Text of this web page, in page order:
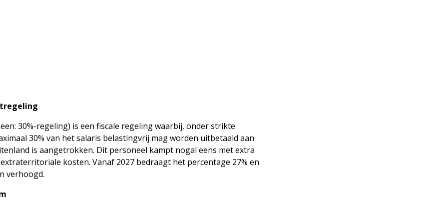
30%-regeling) is een fiscale regeling waarbij, onder strikte
30% van het salaris belastingvrij mag worden uitbetaald aan
is aangetrokken. Dit personeel kampt nogal eens met extra
kosten. Vanaf 2027 bedraagt het percentage 27% en
verhoogd.